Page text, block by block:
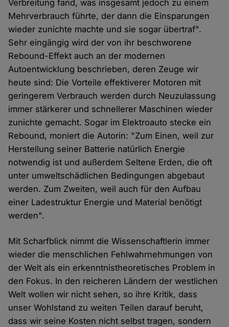
Verbreitung fand, was insgesamt jedoch zu einem
Mehrverbrauch führte, der dann die Einsparungen
wieder zunichte machte und sie sogar übertraf".
Sehr eingängig wird der von ihr beschworene
Rebound-Effekt auch an der modernen
Autoentwicklung beschrieben, deren Zeuge wir
heute sind: Die Vorteile effektiverer Motoren mit
geringerem Verbrauch werden durch Neuzulassung
immer stärkerer und schnellerer Maschinen wieder
zunichte gemacht. Sogar im Elektroauto stecke ein
Rebound, moniert die Autorin: "Zum Einen, weil zur
Herstellung seiner Batterie natürlich Energie
notwendig ist und außerdem Seltene Erden, die oft
unter umweltschädlichen Bedingungen abgebaut
werden. Zum Zweiten, weil auch für den Aufbau
einer Ladestruktur Energie und Material benötigt
werden".
Mit Scharfblick nimmt die Wissenschaftlerin immer
wieder die menschlichen Fehlwahrnehmungen von
der Welt als ein erkenntnistheoretisches Problem in
den Fokus. In den reicheren Ländern der westlichen
Welt wollen wir nicht sehen, so ihre Kritik, dass
unser Wohlstand zu weiten Teilen darauf beruht,
dass wir seine Kosten nicht selbst tragen, sondern